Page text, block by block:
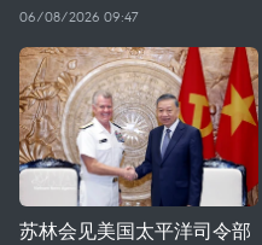
06/08/2026 09:47
苏林会见美国太平洋司令部